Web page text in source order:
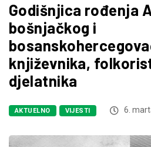
Godišnjica rođenja
bošnjačkog i
književnika,
djelatnika
AKTUELNO VIJESTI 6.